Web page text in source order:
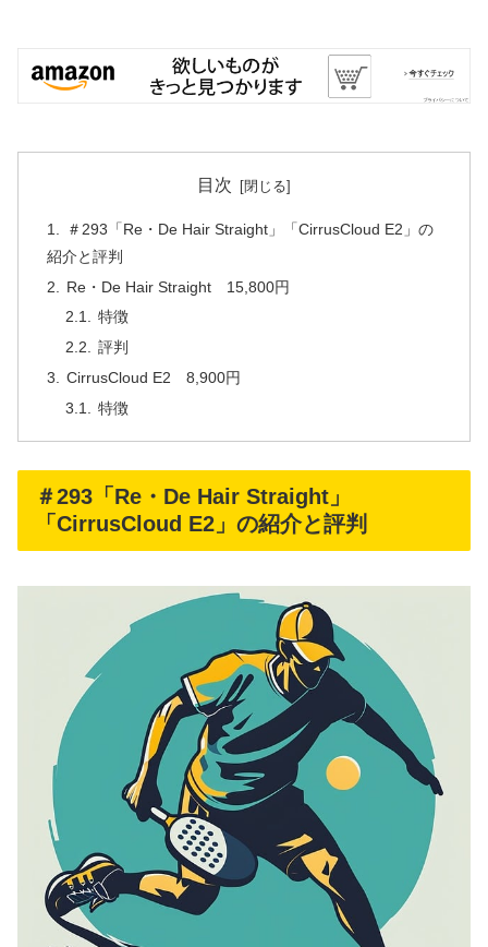
目次
＃293「Re・De Hair Straight」「CirrusCloud E2」の
紹介と評判
Re・De Hair Straight 15,800円
特徴
評判
CirrusCloud E2 8,900円
特徴
＃293「Re・De Hair Straight」
「CirrusCloud E2」の紹介と評判